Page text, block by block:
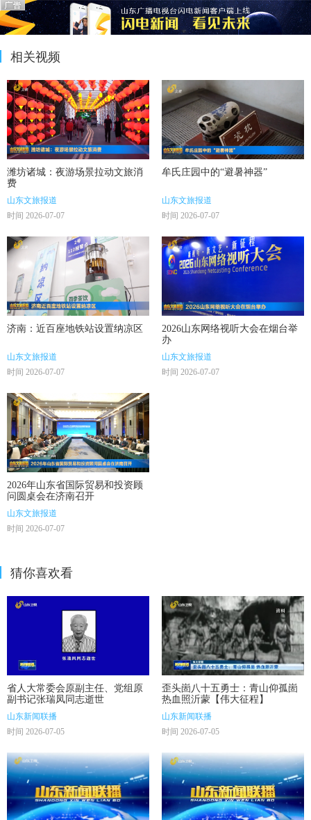
相关视频
潍坊诸城：夜游场景拉动文旅消
费
山东文旅报道
时间 2026-07-07
牟氏庄园中的“避暑神器”
山东文旅报道
时间 2026-07-07
济南：近百座地铁站设置纳凉区
山东文旅报道
时间 2026-07-07
2026山东网络视听大会在烟台举
办
山东文旅报道
时间 2026-07-07
2026年山东省国际贸易和投资顾
问圆桌会在济南召开
山东文旅报道
时间 2026-07-07
猜你喜欢看
省人大常委会原副主任、党组原
副书记张瑞凤同志逝世
山东新闻联播
时间 2026-07-05
歪头崮八十五勇士：青山仰孤崮
热血照沂蒙【伟大征程】
山东新闻联播
时间 2026-07-05